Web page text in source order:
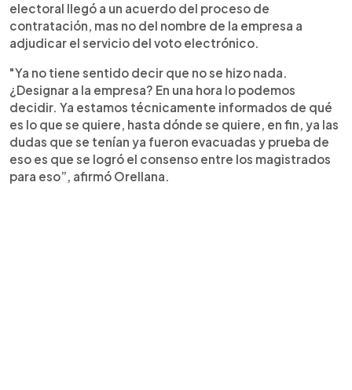
electoral llegó a un acuerdo del proceso de
contratación, mas no del nombre de la empresa a
adjudicar el servicio del voto electrónico.
"Ya no tiene sentido decir que no se hizo nada.
¿Designar a la empresa? En una hora lo podemos
decidir. Ya estamos técnicamente informados de qué
es lo que se quiere, hasta dónde se quiere, en fin, ya las
dudas que se tenían ya fueron evacuadas y prueba de
eso es que se logró el consenso entre los magistrados
para eso”, afirmó Orellana.